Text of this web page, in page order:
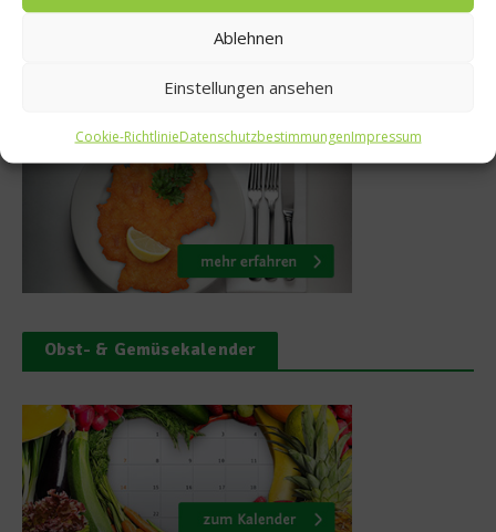
Ablehnen
Einstellungen ansehen
Cookie-RichtlinieDatenschutzbestimmungenImpressum
Was isst Deutschland
Obst- & Gemüsekalender